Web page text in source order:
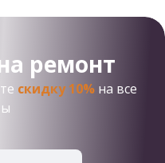
ремонт
скидку 10%на все